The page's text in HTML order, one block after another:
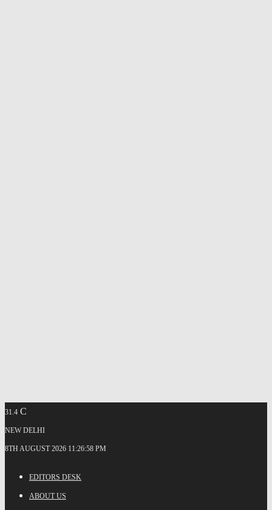
31.4 C
NEW DELHI
8TH AUGUST 2026 11:26:58 PM
EDITORS DESK
ABOUT US